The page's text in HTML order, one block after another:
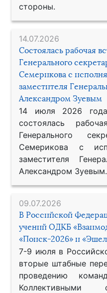
стороны.
14.07.2026
Состоялась рабочая
Генерального
Семерикова с
заместителя
Александром Зуевым
14 июля 2026
состоялась
Генерального
Семерикова с
заместителя
Александром Зуевым.
09.07.2026
В Российской
учений ОДКБ
«Поиск-2026» и
7-9 июля в
вторые штабные
проведению
Коллективными